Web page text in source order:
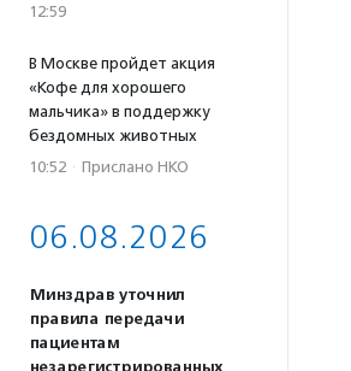
12:59
В Москве пройдет акция
«Кофе для хорошего
мальчика» в поддержку
бездомных животных
10:52 · Прислано НКО
06.08.2026
Минздрав уточнил
правила передачи
пациентам